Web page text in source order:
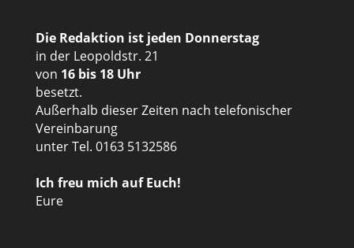
Die Redaktion ist jeden Donnerstag
in der Leopoldstr. 21
von 16 bis 18 Uhr
besetzt.
Außerhalb dieser Zeiten nach telefonischer
Vereinbarung
unter Tel. 0163 5132586
Ich freu mich auf Euch!
Eure